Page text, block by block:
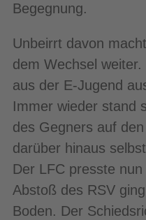
Begegnung.
Unbeirrt davon
dem Wechsel
aus der E-Jugend
Immer wieder stand
des Gegners auf
darüber hinaus
Der LFC presste
Abstoß des RSV
Boden. Der